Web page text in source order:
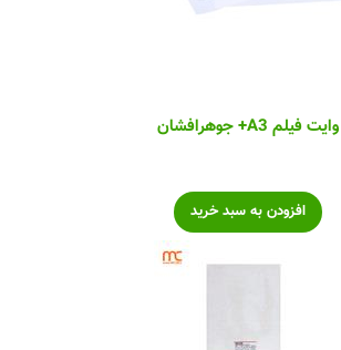
وایت فیلم A3+ جوهرافشان